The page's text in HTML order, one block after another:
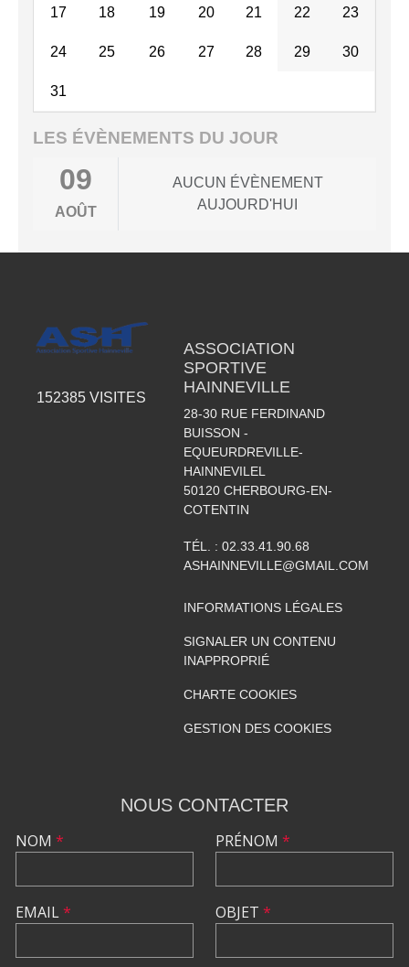
17 18 19 20 21 22 23
24 25 26 27 28 29 30
31
LES ÉVÈNEMENTS DU JOUR
09
AOÛT
AUCUN ÉVÈNEMENT
AUJOURD'HUI
152385 VISITES
ASSOCIATION
SPORTIVE
HAINNEVILLE
28-30 RUE FERDINAND
BUISSON -
EQUEURDREVILLE-
HAINNEVILEL
50120 CHERBOURG-EN-
COTENTIN
TÉL. : 02.33.41.90.68
ASHAINNEVILLE@GMAIL.COM
INFORMATIONS LÉGALES
SIGNALER UN CONTENU
INAPPROPRIÉ
CHARTE COOKIES
GESTION DES COOKIES
NOUS CONTACTER
NOM *
EMAIL*
PRÉNOM *
OBJET *